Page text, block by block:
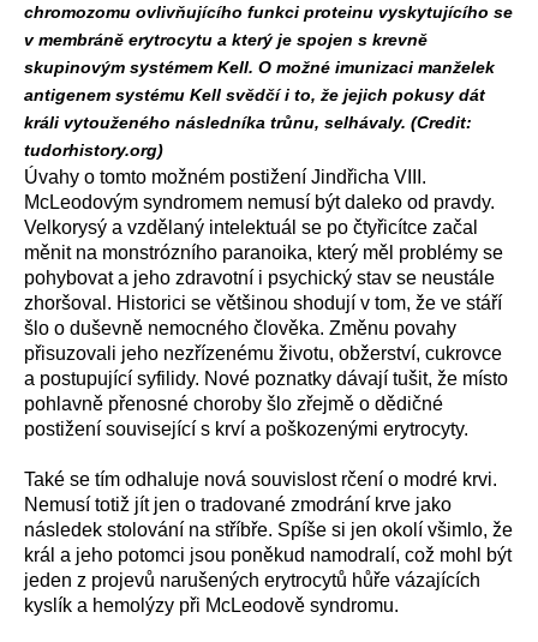
chromozomu ovlivňujícího funkci proteinu vyskytujícího se
v membráně erytrocytu a který je spojen s krevně
skupinovým systémem Kell. O možné imunizaci manželek
antigenem systému Kell svědčí i to, že jejich pokusy dát
králi vytouženého následníka trůnu, selhávaly. (Credit:
tudorhistory.org)
Úvahy o tomto možném postižení Jindřicha VIII.
McLeodovým syndromem nemusí být daleko od pravdy.
Velkorysý a vzdělaný intelektuál se po čtyřicítce začal
měnit na monstrózního paranoika, který měl problémy se
pohybovat a jeho zdravotní i psychický stav se neustále
zhoršoval. Historici se většinou shodují v tom, že ve stáří
šlo o duševně nemocného člověka. Změnu povahy
přisuzovali jeho nezřízenému životu, obžerství, cukrovce
a postupující syfilidy. Nové poznatky dávají tušit, že místo
pohlavně přenosné choroby šlo zřejmě o dědičné
postižení související s krví a poškozenými erytrocyty.
Také se tím odhaluje nová souvislost rčení o modré krvi.
Nemusí totiž jít jen o tradované zmodrání krve jako
následek stolování na stříbře. Spíše si jen okolí všimlo, že
král a jeho potomci jsou poněkud namodralí, což mohl být
jeden z projevů narušených erytrocytů hůře vázajících
kyslík a hemolýzy při McLeodově syndromu.